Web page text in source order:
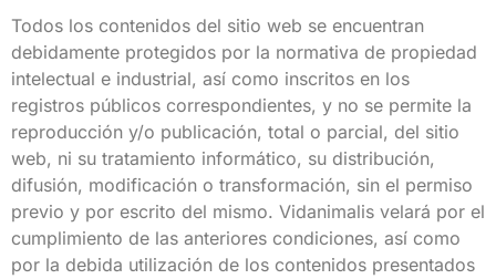
Todos los contenidos del sitio web se encuentran
debidamente protegidos por la normativa de propiedad
intelectual e industrial, así como inscritos en los
registros públicos correspondientes, y no se permite la
reproducción y/o publicación, total o parcial, del sitio
web, ni su tratamiento informático, su distribución,
difusión, modificación o transformación, sin el permiso
previo y por escrito del mismo. Vidanimalis velará por el
cumplimiento de las anteriores condiciones, así como
por la debida utilización de los contenidos presentados